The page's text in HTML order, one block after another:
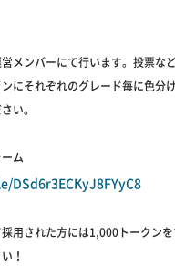
メンバーにて行います。投票な
ンにそれぞれのグレード毎に色
い。
ム
用された方には1,000トークン
！